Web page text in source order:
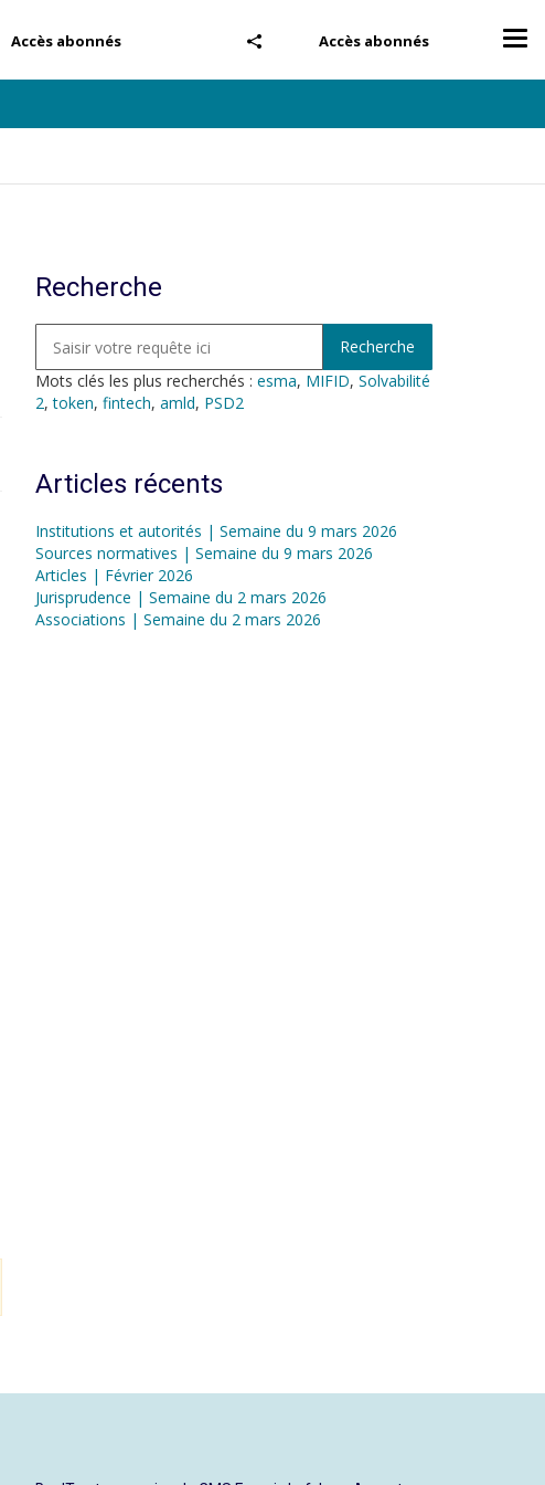
Accès abonnés
Accès abonnés
Recherche
Mots clés les plus recherchés : esma, MIFID, Solvabilité
2,token, fintech, amld, PSD2
Articles récents
Institutions et autorités | Semaine du 9 mars 2026
Sources normatives | Semaine du 9 mars 2026
Articles | Février 2026
Jurisprudence | Semaine du 2 mars 2026
Associations | Semaine du 2 mars 2026